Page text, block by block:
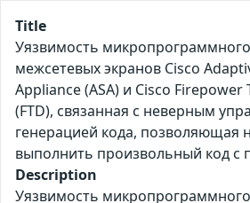
Title
Уязвимость
межсетевых экранов Cisco
Appliance (ASA) и Cisco
(FTD), связанная с неверным
генерацией кода, позволяющая
выполнить произвольный код с
Description
Уязвимость